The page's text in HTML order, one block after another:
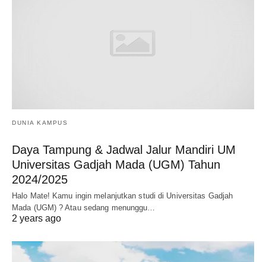
DUNIA KAMPUS
Daya Tampung & Jadwal Jalur Mandiri UM
Universitas Gadjah Mada (UGM) Tahun
2024/2025
Halo Mate! Kamu ingin melanjutkan studi di Universitas Gadjah
Mada (UGM) ? Atau sedang menunggu…
2 years ago